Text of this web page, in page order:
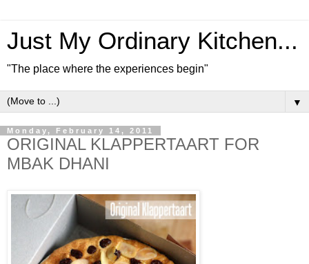
Just My Ordinary Kitchen...
"The place where the experiences begin"
▼
Monday, February 14, 2011
ORIGINAL KLAPPERTAART FOR
MBAK DHANI